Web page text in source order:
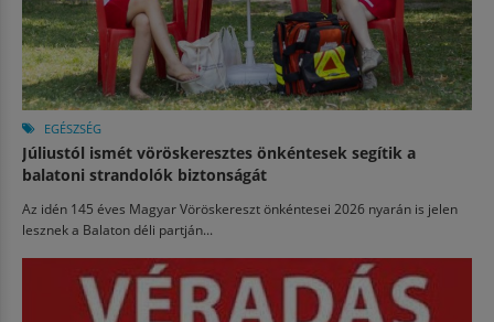
EGÉSZSÉG
Júliustól ismét vöröskeresztes önkéntesek segítik a
balatoni strandolók biztonságát
Az idén 145 éves Magyar Vöröskereszt önkéntesei 2026 nyarán is jelen
lesznek a Balaton déli partján...